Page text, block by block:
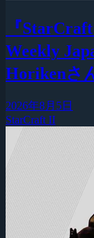
『
Weekly
Horikenさ
2026年8月5日
StarCraft II